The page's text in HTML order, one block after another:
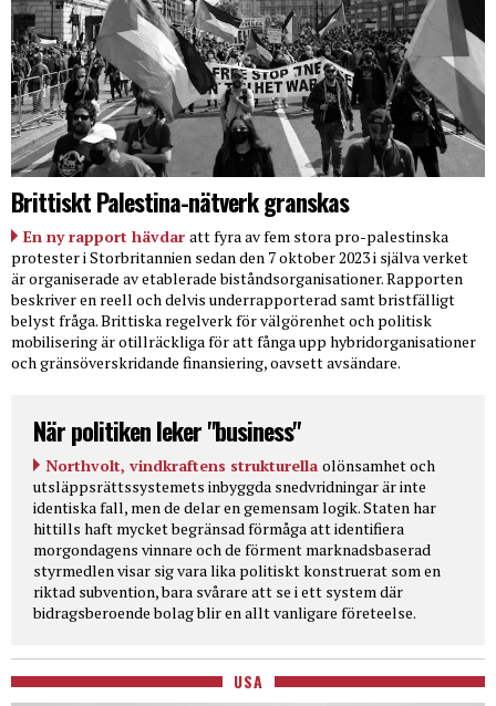
Brittiskt Palestina-nätverk granskas
En ny rapport hävdar att fyra av fem stora pro-palestinska
protester i Storbritannien sedan den 7 oktober 2023 i själva verket
är organiserade av etablerade biståndsorganisationer. Rapporten
beskriver en reell och delvis underrapporterad samt bristfälligt
belyst fråga. Brittiska regelverk för välgörenhet och politisk
mobilisering är otillräckliga för att fånga upp hybridorganisationer
och gränsöverskridande finansiering, oavsett avsändare.
När politiken leker "business"
Northvolt, vindkraftens strukturella olönsamhet och
utsläppsrättssystemets inbyggda snedvridningar är inte
identiska fall, men de delar en gemensam logik. Staten har
hittills haft mycket begränsad förmåga att identifiera
morgondagens vinnare och de förment marknadsbaserad
styrmedlen visar sig vara lika politiskt konstruerat som en
riktad subvention, bara svårare att se i ett system där
bidragsberoende bolag blir en allt vanligare företeelse.
USA